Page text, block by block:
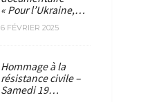
« Pour l’Ukraine,…
6 FÉVRIER 2025
Hommage à la
résistance civile –
Samedi 19…